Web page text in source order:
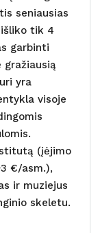
seniausias
tik 4
garbinti
yra
visoje
(įėjimo
€/asm.),
ir muziejus
skeletu.